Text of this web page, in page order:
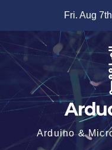
content
Fri. Aug
Arduino &